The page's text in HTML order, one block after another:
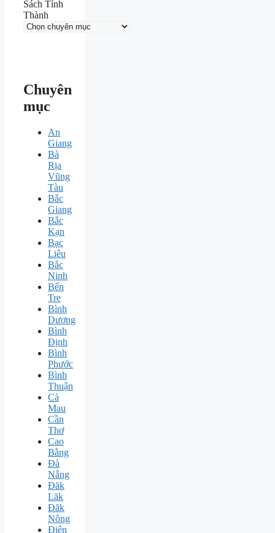
Sách Tỉnh
Thành
Chuyên
mục
An
Giang
Bà
Rịa
Vũng
Tàu
Bắc
Giang
Bắc
Kạn
Bạc
Liêu
Bắc
Ninh
Bến
Tre
Bình
Dương
Bình
Định
Bình
Phước
Bình
Thuận
Cà
Mau
Cần
Thơ
Cao
Bằng
Đà
Nẵng
Đăk
Lăk
Đăk
Nông
Điện